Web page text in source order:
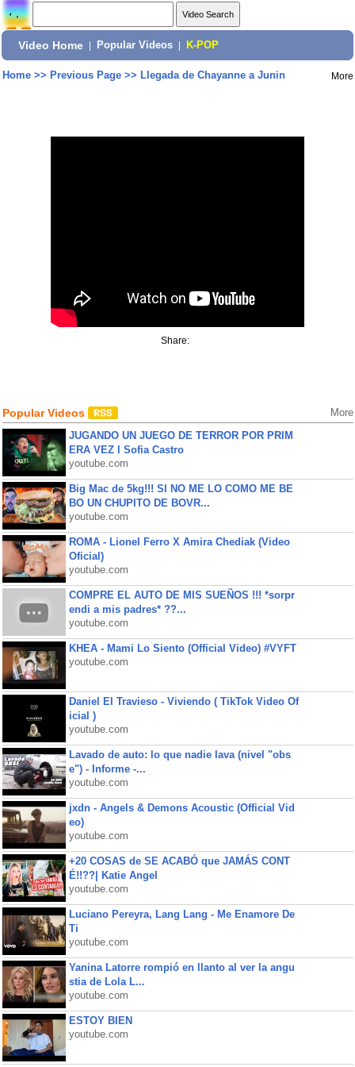
Video Home Popular Videos K-POP
Home>> Previous Page>> Llegada de Chayanne a Junin More
Share:
Popular Videos More
JUGANDO UN JUEGO DE TERROR POR PRIM
ERA VEZ l Sofia Castro
youtube.com
Big Mac de 5kg!!! SI NO ME LO COMO ME BE
BO UN CHUPITO DE BOVR...
youtube.com
ROMA - Lionel Ferro X Amira Chediak (Video
Oficial)
youtube.com
COMPRE EL AUTO DE MIS SUEÑOS !!! *sorpr
endi a mis padres* ??...
youtube.com
KHEA - Mami Lo Siento (Official Video) #VYFT
youtube.com
Daniel El Travieso - Viviendo ( TikTok Video Of
icial )
youtube.com
Lavado de auto: lo que nadie lava (nivel "obs
e") - Informe -...
youtube.com
jxdn - Angels & Demons Acoustic (Official Vid
eo)
youtube.com
+20 COSAS de SE ACABÓ que JAMÁS CONT
É!!??| Katie Angel
youtube.com
Luciano Pereyra, Lang Lang - Me Enamore De
Ti
youtube.com
Yanina Latorre rompió en llanto al ver la angu
stia de Lola L...
youtube.com
ESTOY BIEN
youtube.com